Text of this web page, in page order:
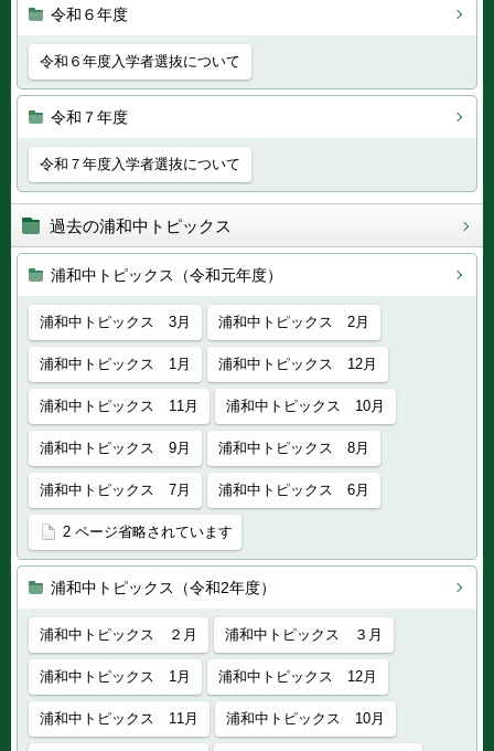
令和６年度
令和６年度入学者選抜について
令和７年度
令和７年度入学者選抜について
過去の浦和中トピックス
浦和中トピックス（令和元年度）
浦和中トピックス 3月 浦和中トピックス 2月
浦和中トピックス 1月 浦和中トピックス 12月
浦和中トピックス 11月 浦和中トピックス 10月
浦和中トピックス 9月 浦和中トピックス 8月
浦和中トピックス 7月 浦和中トピックス 6月
2 ページ省略されています
浦和中トピックス（令和2年度）
浦和中トピックス ２月 浦和中トピックス ３月
浦和中トピックス 1月 浦和中トピックス 12月
浦和中トピックス 11月 浦和中トピックス 10月